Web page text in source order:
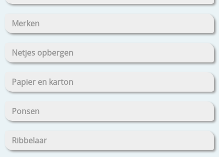
Merken
Netjes opbergen
Papier en karton
Ponsen
Ribbelaar